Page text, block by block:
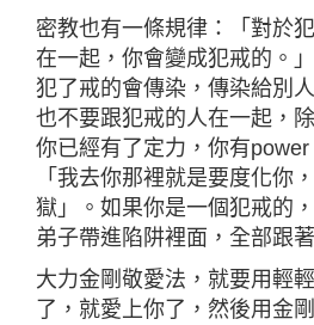
密教也有一條規律：「對於
在一起，你會變成犯戒的。
犯了戒的會傳染，傳染給別
也不要跟犯戒的人在一起，
你已經有了定力，你有power
「我去你那裡就是要度化你
獄」。如果你是一個犯戒的
弟子帶進陷阱裡面，全部跟
大力金剛敬愛法，就要用輕
了，就愛上你了，然後用金